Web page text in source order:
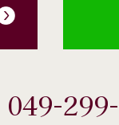
049-